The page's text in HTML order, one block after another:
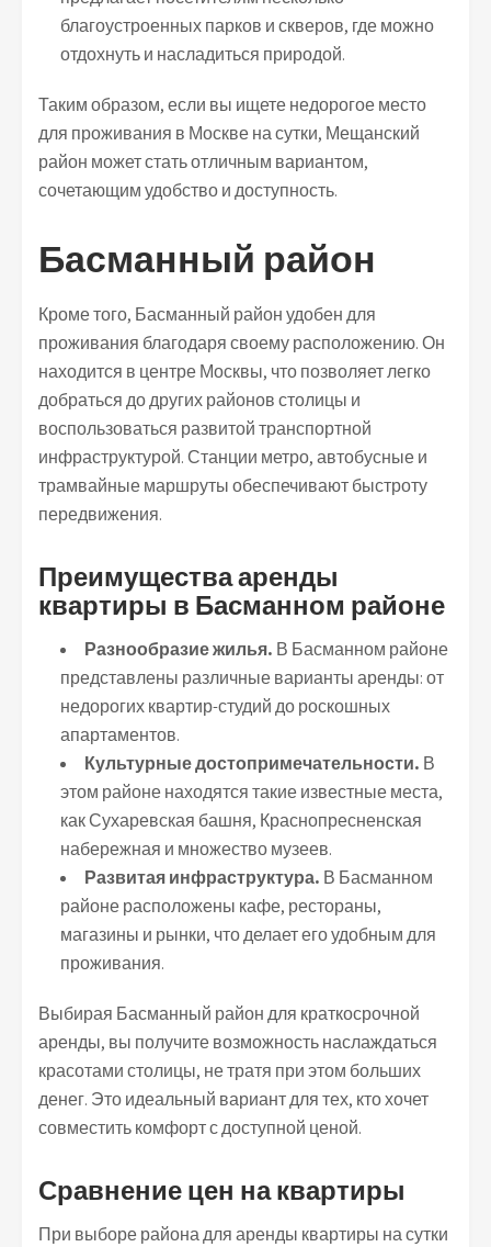
благоустроенных парков и скверов, где можно
отдохнуть и насладиться природой.
Таким образом, если вы ищете недорогое место
для проживания в Москве на сутки, Мещанский
район может стать отличным вариантом,
сочетающим удобство и доступность.
Басманный район
Кроме того, Басманный район удобен для
проживания благодаря своему расположению. Он
находится в центре Москвы, что позволяет легко
добраться до других районов столицы и
воспользоваться развитой транспортной
инфраструктурой. Станции метро, автобусные и
трамвайные маршруты обеспечивают быстроту
передвижения.
Преимущества аренды
квартиры в Басманном районе
Разнообразие жилья. В Басманном районе
представлены различные варианты аренды: от
недорогих квартир-студий до роскошных
апартаментов.
Культурные достопримечательности. В
этом районе находятся такие известные места,
как Сухаревская башня, Краснопресненская
набережная и множество музеев.
Развитая инфраструктура. В Басманном
районе расположены кафе, рестораны,
магазины и рынки, что делает его удобным для
проживания.
Выбирая Басманный район для краткосрочной
аренды, вы получите возможность наслаждаться
красотами столицы, не тратя при этом больших
денег. Это идеальный вариант для тех, кто хочет
совместить комфорт с доступной ценой.
Сравнение цен на квартиры
При выборе района для аренды квартиры на сутки